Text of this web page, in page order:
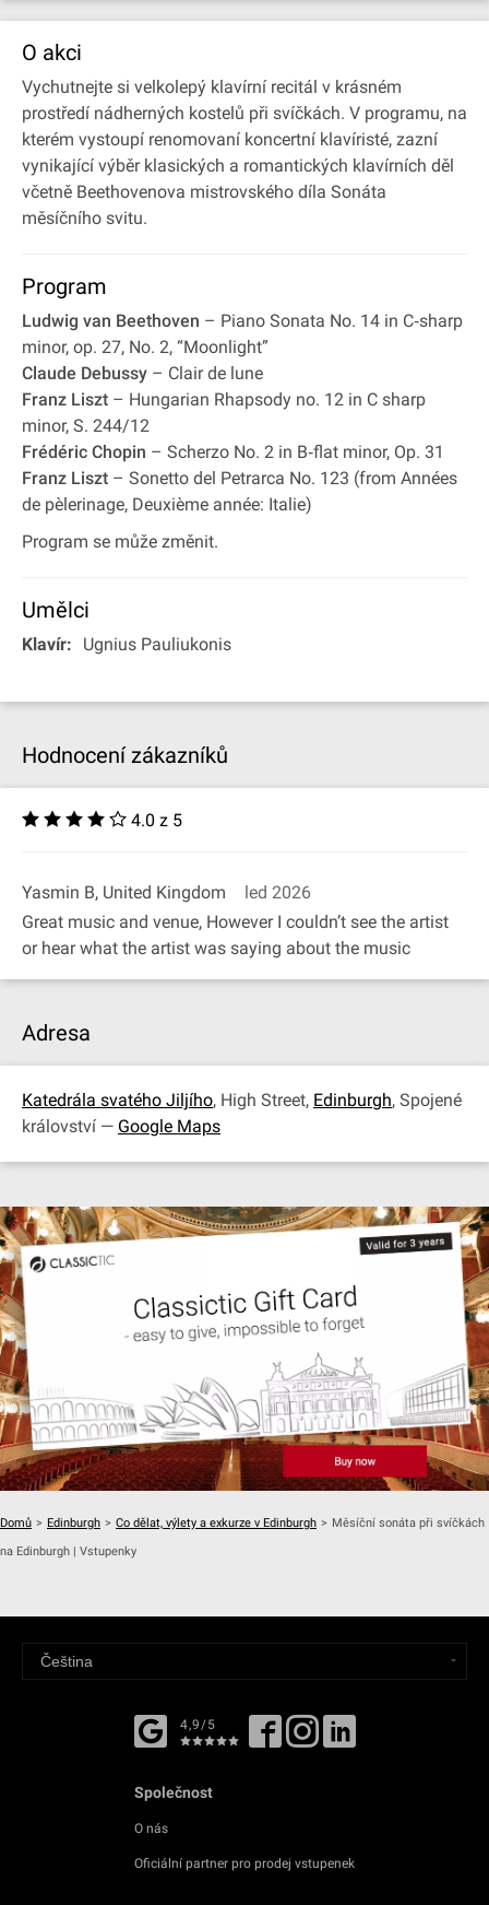
O akci
Vychutnejte si velkolepý klavírní recitál v krásném
prostředí nádherných kostelů při svíčkách. V programu, na
kterém vystoupí renomovaní koncertní klavíristé, zazní
vynikající výběr klasických a romantických klavírních děl
včetně Beethovenova mistrovského díla Sonáta
měsíčního svitu.
Program
Ludwig van Beethoven – Piano Sonata No. 14 in C‐sharp
minor, op. 27, No. 2, “Moonlight”
Claude Debussy – Clair de lune
Franz Liszt – Hungarian Rhapsody no. 12 in C sharp
minor, S. 244/12
Frédéric Chopin – Scherzo No. 2 in B‐flat minor, Op. 31
Franz Liszt – Sonetto del Petrarca No. 123 (from Années
de pèlerinage, Deuxième année: Italie)
Program se může změnit.
Umělci
Klavír: Ugnius Pauliukonis
Hodnocení zákazníků
4.0 z 5
Yasmin B, United Kingdom
led 2026
Great music and venue, However I couldn’t see the artist
or hear what the artist was saying about the music
Adresa
Katedrála svatého Jiljího, High Street, Edinburgh, Spojené
království — Google Maps
Domů > Edinburgh > Co dělat, výlety a exkurze v Edinburgh > Měsíční sonáta při svíčkách
na Edinburgh | Vstupenky
4,9/5
Společnost
O nás
Oficiální partner pro prodej vstupenek